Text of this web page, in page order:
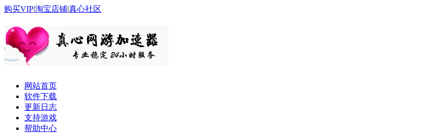
购买VIP|淘宝店铺|真心社区
网站首页
软件下载
更新日志
支持游戏
帮助中心